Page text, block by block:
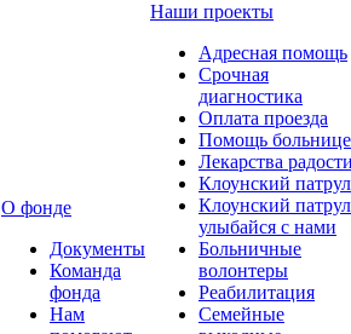
О фонде
Документы
Команда
фонда
Нам
Наши проекты
Адресная помощь
Срочная
диагностика
Оплата проезда
Помощь больнице
Лекарства
Клоунский
Клоунский
улыбайся с нами
Больничные
волонтеры
Реабилитация
Семейные